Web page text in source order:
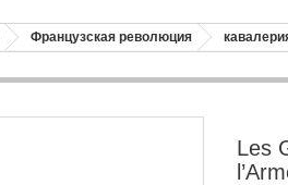
Французская революция
Les